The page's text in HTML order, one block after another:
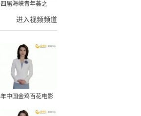
届海峡青年荟之
榕台青年大学生水上
进入视频频道
年中国金鸡百花电影
福电影巡展31日启动